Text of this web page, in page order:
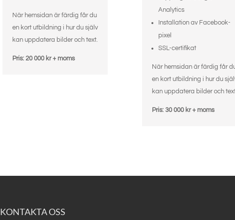
När hemsidan är färdig får du
en kort utbildning i hur du själv
kan uppdatera bilder och text.
Pris: 20 000 kr + moms
Analytics
Installation av Facebook-
pixel
SSL-certifikat
När hemsidan är färdig får
en kort utbildning i hur du
kan uppdatera bilder och
Pris: 30 000 kr + moms
KONTAKTA OSS